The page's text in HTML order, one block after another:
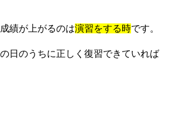
績が上がるのは演習をする時です。
日のうちに正しく復習できていれば